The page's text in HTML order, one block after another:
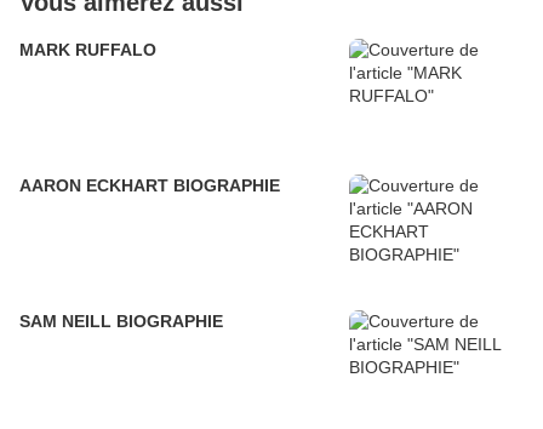
MARK RUFFALO
AARON ECKHART BIOGRAPHIE
SAM NEILL BIOGRAPHIE